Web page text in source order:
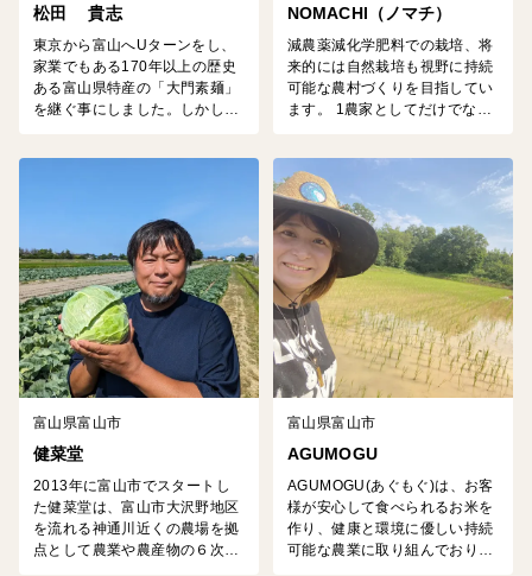
松田 貴志
東京から富山へUターンをし、
家業でもある170年以上の歴史
ある富山県特産の「大門素麺」
を継ぐ事にしました。しかし、
の良質な水(3000m級の連なる
山々からの雪解け水)で栽培し、
大判で肉厚であり、あらゆる料
理にマッチしやすい栄養豊富な
きくらげです。
NOMACHI（ノマチ）
減農薬減化学肥料での栽培、将
来的には自然栽培も視野に持続
可能な農村づくりを目指してい
ます。 1農家としてだけでな
づくりを富山県氷見市の山間部
で行っています。 興味ある方
は、是非当HPを閲覧くださ
い。 https://www.nomachi.info/
富山県富山市
健菜堂
2013年に富山市でスタートし
た健菜堂は、富山市大沢野地区
を流れる神通川近くの農場を拠
点として農業や農産物の６次産
富山県富山市
AGUMOGU
AGUMOGU(あぐもぐ)は、お客
様が安心して食べられるお米を
作り、健康と環境に優しい持続
可能な農業に取り組んでおりま